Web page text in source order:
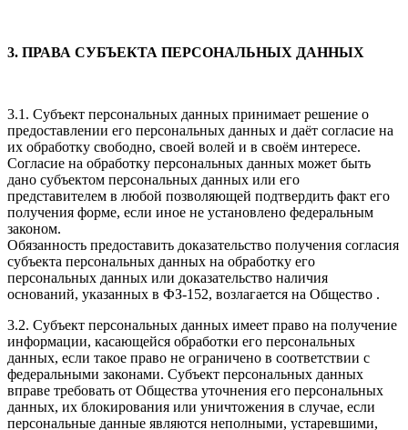
3. ПРАВА СУБЪЕКТА ПЕРСОНАЛЬНЫХ ДАННЫХ
3.1. Субъект персональных данных принимает решение о
предоставлении его персональных данных и даёт согласие на
их обработку свободно, своей волей и в своём интересе.
Согласие на обработку персональных данных может быть
дано субъектом персональных данных или его
представителем в любой позволяющей подтвердить факт его
получения форме, если иное не установлено федеральным
законом.
Обязанность предоставить доказательство получения согласия
субъекта персональных данных на обработку его
персональных данных или доказательство наличия
оснований, указанных в ФЗ-152, возлагается на Общество .
3.2. Субъект персональных данных имеет право на получение
информации, касающейся обработки его персональных
данных, если такое право не ограничено в соответствии с
федеральными законами. Субъект персональных данных
вправе требовать от Общества уточнения его персональных
данных, их блокирования или уничтожения в случае, если
персональные данные являются неполными, устаревшими,